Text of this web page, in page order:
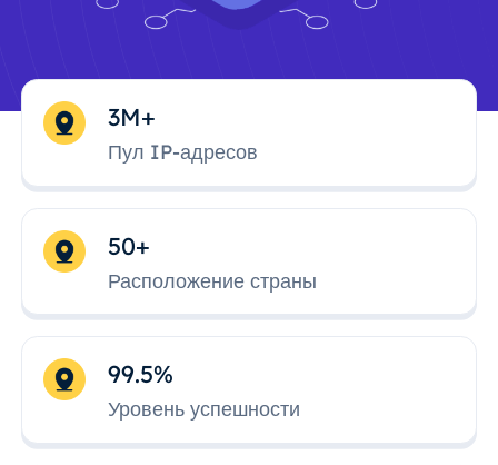
3M+
Пул IP-адресов
50+
Расположение страны
99.5%
Уровень успешности